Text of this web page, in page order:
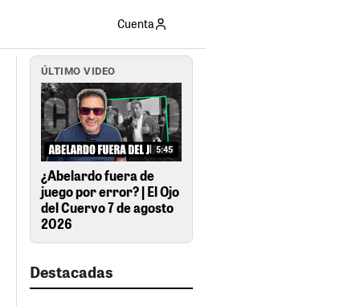
Cuenta
ÚLTIMO VIDEO
5:45
¿Abelardo fuera de
juego por error? | El Ojo
del Cuervo 7 de agosto
2026
Destacadas